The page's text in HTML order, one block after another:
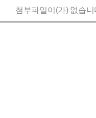
첨부파일이(가) 없습니